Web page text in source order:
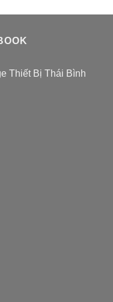
Thiết Bị Thái Bình